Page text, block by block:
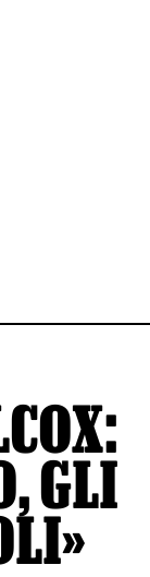
GLI